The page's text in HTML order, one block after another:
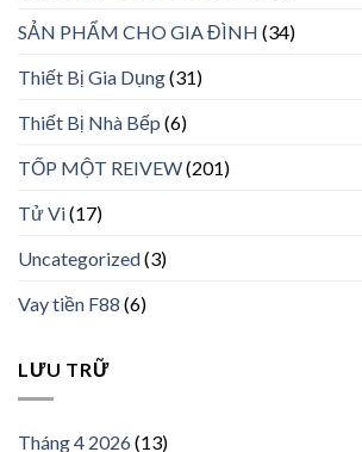
SẢN PHẨM CHO GIA ĐÌNH (34)
Thiết Bị Gia Dụng(31)
Thiết Bị Nhà Bếp (6)
TỐP MỘT REIVEW(201)
Tử Vi(17)
Uncategorized(3)
Vay tiền F88 (6)
LƯU TRỮ
Tháng 4 2026(13)